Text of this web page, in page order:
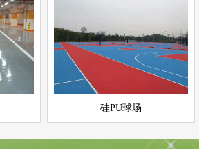
硅PU球场
运动场地坪
查看详情
立即询问